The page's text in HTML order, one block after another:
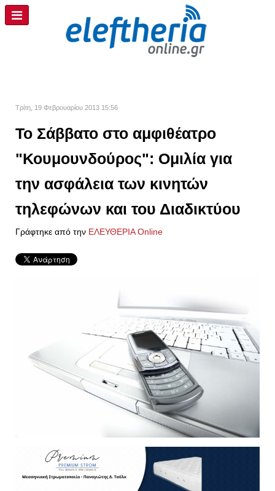
Τρίτη, 19 Φεβρουαρίου 2013 15:56
Το Σάββατο στο αμφιθέατρο
"Κουμουνδούρος": Ομιλία για
την ασφάλεια των κινητών
τηλεφώνων και του Διαδικτύου
Γράφτηκε από την ΕΛΕΥΘΕΡΙΑ Online